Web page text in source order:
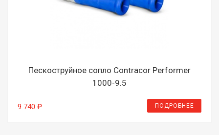
Пескоструйное сопло Contracor Performer
1000-9.5
9 740 ₽ ПОДРОБНЕЕ